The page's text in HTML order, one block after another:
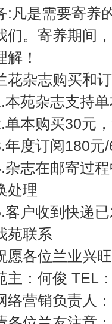
:凡是需要寄养
们。寄养期间
解！
花杂志购买和
本苑杂志支持
单本购买30元
年度订阅180元
杂志在邮寄过
处理
客户收到快递
苑联系
愿各位兰业兴
主：何俊 TEL
络营销负责人